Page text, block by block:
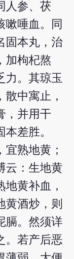
人参、茯
嗽唾血。同
固本丸，治
加枸杞熬
力。其琼玉
中寓止，
，并用干
差胜。
宜熟地黄；
云：生地黄
黄补血，
黄酒炒，则
膈。然须详
。若产后恶